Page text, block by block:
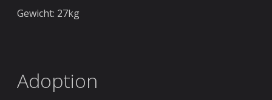
Gewicht: 27kg
Adoption